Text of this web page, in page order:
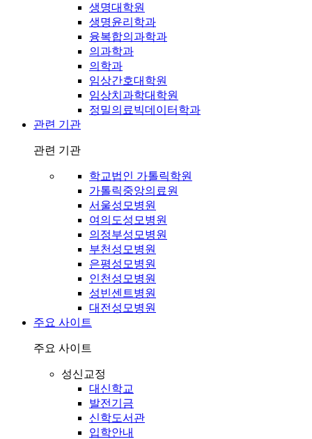
생명대학원
생명윤리학과
융복합의과학과
의과학과
의학과
임상간호대학원
임상치과학대학원
정밀의료빅데이터학과
관련 기관
관련 기관
학교법인 가톨릭학원
가톨릭중앙의료원
서울성모병원
여의도성모병원
의정부성모병원
부천성모병원
은평성모병원
인천성모병원
성빈센트병원
대전성모병원
주요 사이트
주요 사이트
성신교정
대신학교
발전기금
신학도서관
입학안내